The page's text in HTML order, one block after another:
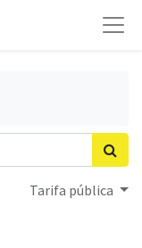
Tarifa pública